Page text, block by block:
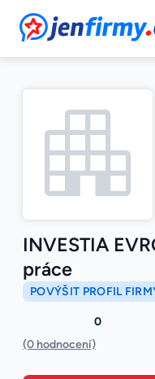
JenFirmy.cz
INVESTIA
práce
POVÝŠIT PROFIL
0
(0 hodnocení)